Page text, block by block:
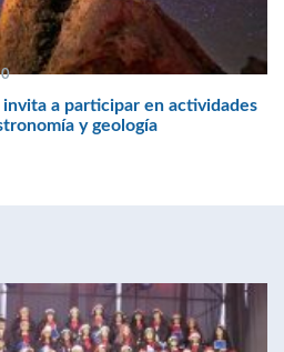
invita a participar en actividades
y geología